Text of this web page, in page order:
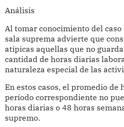
Análisis
Al tomar conocimiento del caso
sala suprema advierte que
atípicas aquellas que no
cantidad de horas diarias
naturaleza especial de las
En estos casos, el promedio de
período correspondiente no
horas diarias o 48 horas
supremo.